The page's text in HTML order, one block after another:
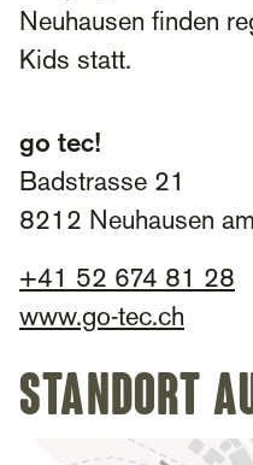
Neuhausen finden
Kids statt.
go tec!
Badstrasse 21
8212 Neuhausen
+41 52 674 81 28
www.go-tec.ch
Standort